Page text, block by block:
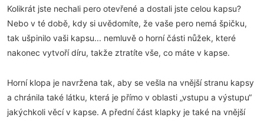
Kolikrát jste nechali pero otevřené a dostali jste celou kapsu?
Nebo v té době, kdy si uvědomíte, že vaše pero nemá špičku,
tak ušpinilo vaši kapsu... nemluvě o horní části nůžek, které
nakonec vytvoří díru, takže ztratíte vše, co máte v kapse.
Horní klopa je navržena tak, aby se vešla na vnější stranu kapsy
a chránila také látku, která je přímo v oblasti „vstupu a výstupu“
jakýchkoli věcí v kapse. A přední část klapky je také na vnější